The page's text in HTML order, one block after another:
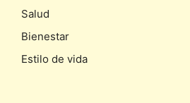
Salud
Bienestar
Estilo de vida